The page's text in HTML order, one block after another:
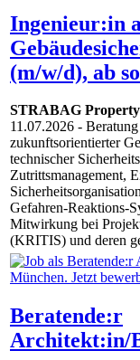
Ingenieur:in
(m/w/d), ab
STRABAG
11.07.2026 -
zukunftsorientierter
technischer
Zutrittsmanagement,
Gefahren-Reaktions-
Mitwirkung bei
(KRITIS) und deren
Beratende:r
Architekt:in/